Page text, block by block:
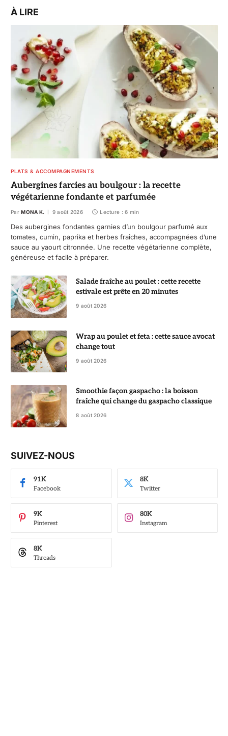
À LIRE
PLATS & ACCOMPAGNEMENTS
Aubergines farcies au boulgour : la recette
végétarienne fondante et parfumée
Par MONA K. 9 août 2026 Lecture : 6 min
Des aubergines fondantes garnies d’un boulgour parfumé aux
tomates, cumin, paprika et herbes fraîches, accompagnées d’une
sauce au yaourt citronnée. Une recette végétarienne complète,
généreuse et facile à préparer.
Salade fraîche au poulet : cette recette
estivale est prête en 20 minutes
9 août 2026
Wrap au poulet et feta : cette sauce avocat
change tout
9 août 2026
Smoothie façon gaspacho : la boisson
fraîche qui change du gaspacho classique
8 août 2026
SUIVEZ-NOUS
Facebook
91K
Twitter
8K
Pinterest
9K
Instagram
80K
Threads
8K